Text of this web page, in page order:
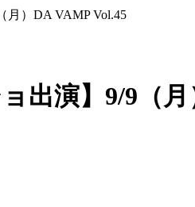
月）DA VAMP Vol.45
出演】9/9（